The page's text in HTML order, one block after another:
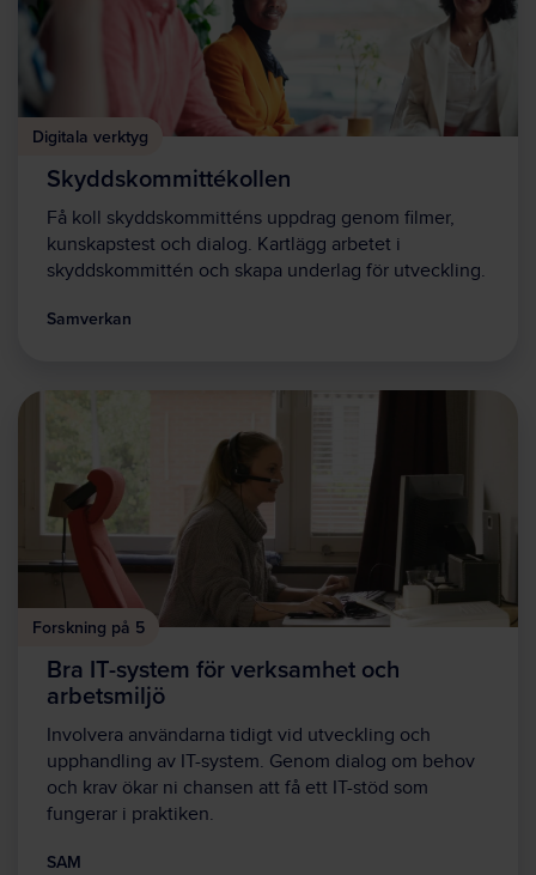
Digitala verktyg
Skyddskommittékollen
Få koll skyddskommitténs uppdrag genom filmer,
kunskapstest och dialog. Kartlägg arbetet i
skyddskommittén och skapa underlag för utveckling.
Samverkan
Forskning på 5
Bra IT-system för verksamhet och
arbetsmiljö
Involvera användarna tidigt vid utveckling och
upphandling av IT-system. Genom dialog om behov
och krav ökar ni chansen att få ett IT-stöd som
fungerar i praktiken.
SAM